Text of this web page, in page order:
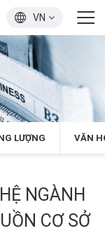
VN
LƯỢNG VĂN
NGÀNH
CƠ SỞ